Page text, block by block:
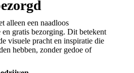
alleen een naadloos
en gratis bezorging. Dit betekent
visuele pracht en inspiratie die
hebben, zonder gedoe of